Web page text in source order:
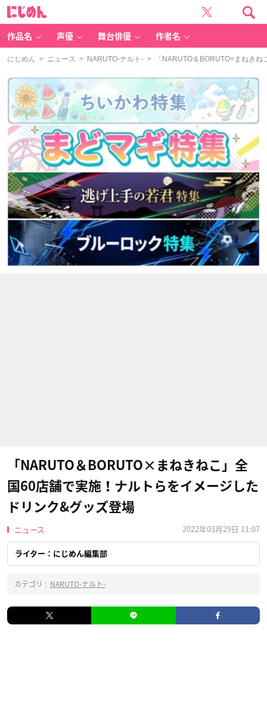
作品名 声優 舞台俳優 作者名
にじめん > ニュース > NARUTO-ナルト- > 「NARUTO＆BORUTO×まねきね
「NARUTO＆BORUTO×まねきねこ」全
国60店舗で実施！ナルトらをイメージした
ドリンク&グッズ登場
ニュース 2022年03月29日 11:07
ライター：にじめん編集部
カテゴリ : NARUTO-ナルト-